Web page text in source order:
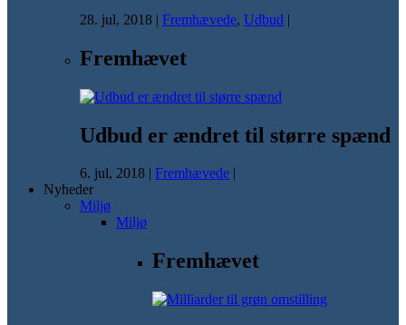
28. jul, 2018 | Fremhævede, Udbud |
Fremhævet
Udbud er ændret til større spænd
6. jul, 2018 | Fremhævede |
Nyheder
Miljø
Miljø
Fremhævet